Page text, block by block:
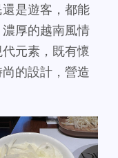
是遊客，都能
厚的越南風情
元素，既有懷
的設計，營造